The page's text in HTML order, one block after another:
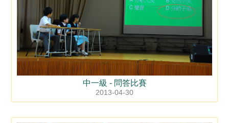
中一級 - 問答比賽
2013-04-30